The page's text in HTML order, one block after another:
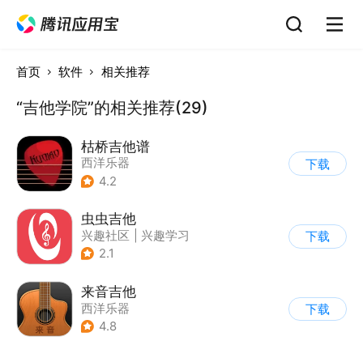
首页 软件 相关推荐
“吉他学院”的相关推荐(29)
枯桥吉他谱
西洋乐器
4.2
下载
虫虫吉他
兴趣社区
兴趣学习
2.1
下载
来音吉他
西洋乐器
4.8
下载